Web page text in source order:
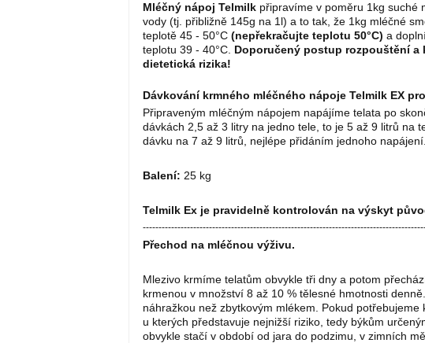
Mléčný nápoj Telmilk připravíme v poměru 1kg suché
vody (tj. přibližně 145g na 1l) a to tak, že 1kg mléčné
teplotě 45 - 50°C (nepřekračujte teplotu 50°C) a
teplotu 39 - 40°C. Doporučený postup rozpouštění
dietetická rizika!
Dávkování krmného mléčného nápoje Telmilk EX
Připraveným mléčným nápojem napájíme telata po
dávkách 2,5 až 3 litry na jedno tele, to je 5 až 9 litrů na
dávku na 7 až 9 litrů, nejlépe přidáním jednoho napájení.
Balení: 25 kg
Telmilk Ex je pravidelně kontrolován na výskyt
Přechod na mléčnou výživu.
Mlezivo krmíme telatům obvykle tři dny a potom
krmenou v množství 8 až 10 % tělesné hmotnosti
náhražkou než zbytkovým mlékem. Pokud
u kterých představuje nejnižší riziko, tedy býkům
obvykle stačí v období od jara do podzimu, v zimních